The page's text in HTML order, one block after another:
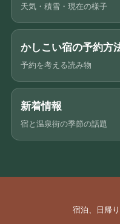
天気・積雪・現在の様子
かしこい宿の予約方
予約を考える読み物
新着情報
宿と温泉街の季節の話題
宿泊、日帰